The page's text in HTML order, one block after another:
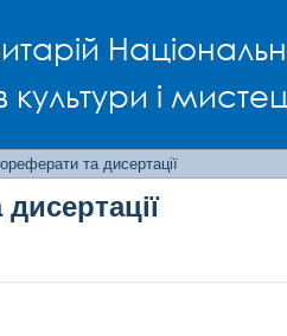
культури і
та дисертації